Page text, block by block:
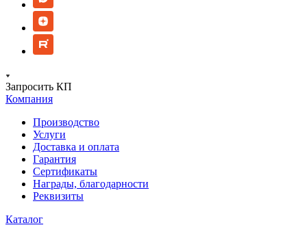
Запросить КП
Компания
Производство
Услуги
Доставка и оплата
Гарантия
Сертификаты
Награды, благодарности
Реквизиты
Каталог